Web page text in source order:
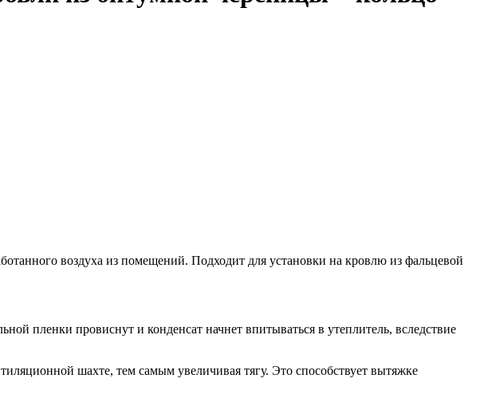
воздуха из помещений. Подходит для установки на кровлю из фальцевой
пленки провиснут и конденсат начнет впитываться в утеплитель, вследствие
шахте, тем самым увеличивая тягу. Это способствует вытяжке